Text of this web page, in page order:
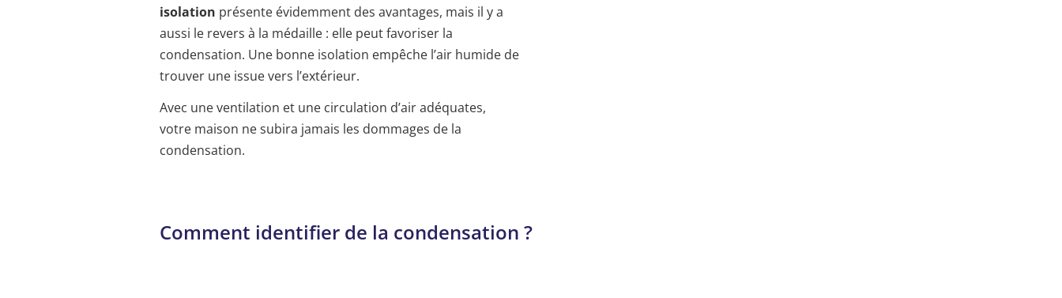
isolation présente évidemment des avantages, mais il y a
aussi le revers à la médaille : elle peut favoriser la
condensation. Une bonne isolation empêche l’air humide de
trouver une issue vers l’extérieur.
Avec une ventilation et une circulation d’air adéquates,
votre maison ne subira jamais les dommages de la
condensation.
Comment identifier de la condensation ?